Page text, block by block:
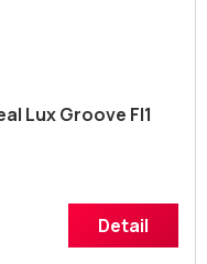
Lux Groove FI1
Detail